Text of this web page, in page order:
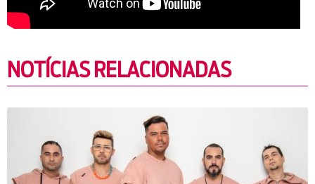
NOTÍCIAS RELACIONADAS